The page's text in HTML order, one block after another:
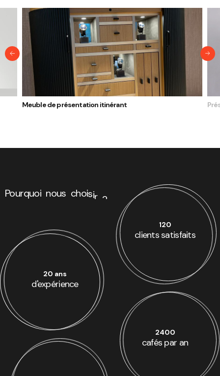
Meuble de présentation itinérant
Pourquoi nous choisir ?
20 ans
d'expérience
120
clients satisfaits
2400
cafés par an